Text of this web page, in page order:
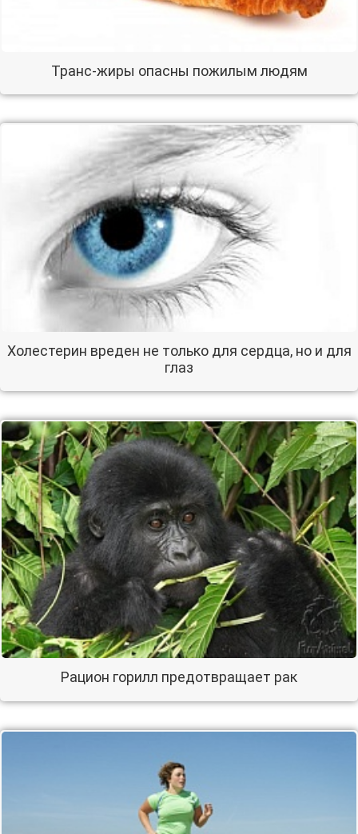
Транс-жиры опасны пожилым людям
Холестерин вреден не только для сердца, но и для
глаз
Рацион горилл предотвращает рак